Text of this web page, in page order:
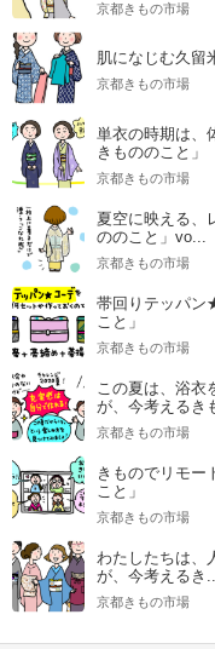
京都きもの市場
肌になじむ久
京都きもの市場
単衣の時期は、
きもののこと」
京都きもの市場
夏空に映える、
ののこと」vo...
京都きもの市場
帯回りテッパン
こと」
京都きもの市場
この夏は、浴衣
が、今考えるき
京都きもの市場
きものでリモー
こと」
京都きもの市場
わたしたちは、
が、今考えるき
京都きもの市場